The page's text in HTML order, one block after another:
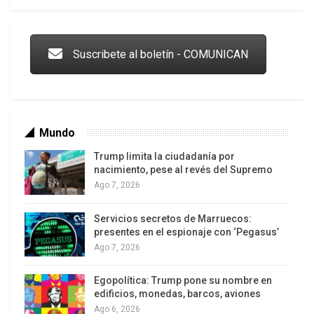
Ahora se anunció que termina la historia de los
españoles de Repsol en YPF luego de casi catorce
estratégicos no renovables. La expropiación de
acciones junto a la declaración de interés público
Los latinos le van dando la espalda a Trump
Suscribete al boletín - COMUNICAN
Mundo
Trump limita la ciudadanía por
nacimiento, pese al revés del Supremo
Ago 7, 2026
Servicios secretos de Marruecos:
presentes en el espionaje con ‘Pegasus’
Ago 7, 2026
Egopolítica: Trump pone su nombre en
edificios, monedas, barcos, aviones
Ago 6, 2026